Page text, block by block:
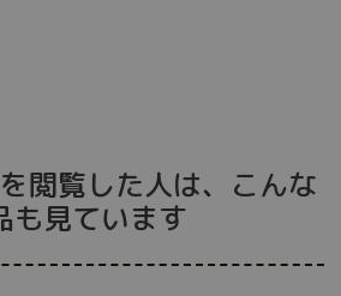
閲覧した人は、こんな
も見ています